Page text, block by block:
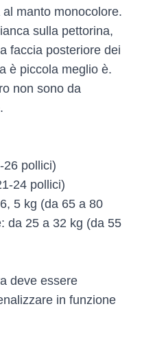
manto monocolore.
sulla pettorina,
faccia posteriore dei
è piccola meglio è.
non sono da
26 pollici)
24 pollici)
5 kg (da 65 a 80
da 25 a 32 kg (da 55
deve essere
in funzione